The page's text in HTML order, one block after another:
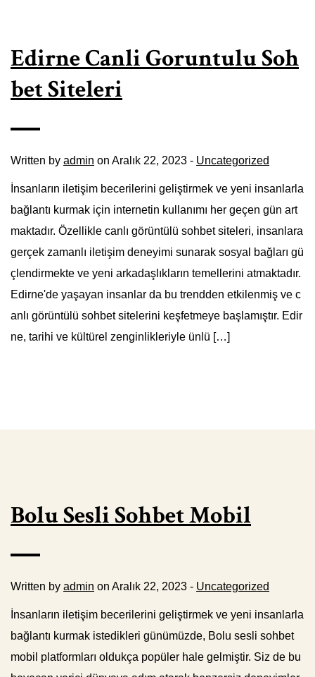
Edirne Canli Goruntulu Soh
bet Siteleri
Written by admin on Aralık 22, 2023 - Uncategorized
İnsanların iletişim becerilerini geliştirmek ve yeni insanlarla
bağlantı kurmak için internetin kullanımı her geçen gün art
maktadır. Özellikle canlı görüntülü sohbet siteleri, insanlara
gerçek zamanlı iletişim deneyimi sunarak sosyal bağları gü
çlendirmekte ve yeni arkadaşlıkların temellerini atmaktadır.
Edirne'de yaşayan insanlar da bu trendden etkilenmiş ve c
anlı görüntülü sohbet sitelerini keşfetmeye başlamıştır. Edir
ne, tarihi ve kültürel zenginlikleriyle ünlü […]
Bolu Sesli Sohbet Mobil
Written by admin on Aralık 22, 2023 - Uncategorized
İnsanların iletişim becerilerini geliştirmek ve yeni insanlarla
bağlantı kurmak istedikleri günümüzde, Bolu sesli sohbet
mobil platformları oldukça popüler hale gelmiştir. Siz de bu